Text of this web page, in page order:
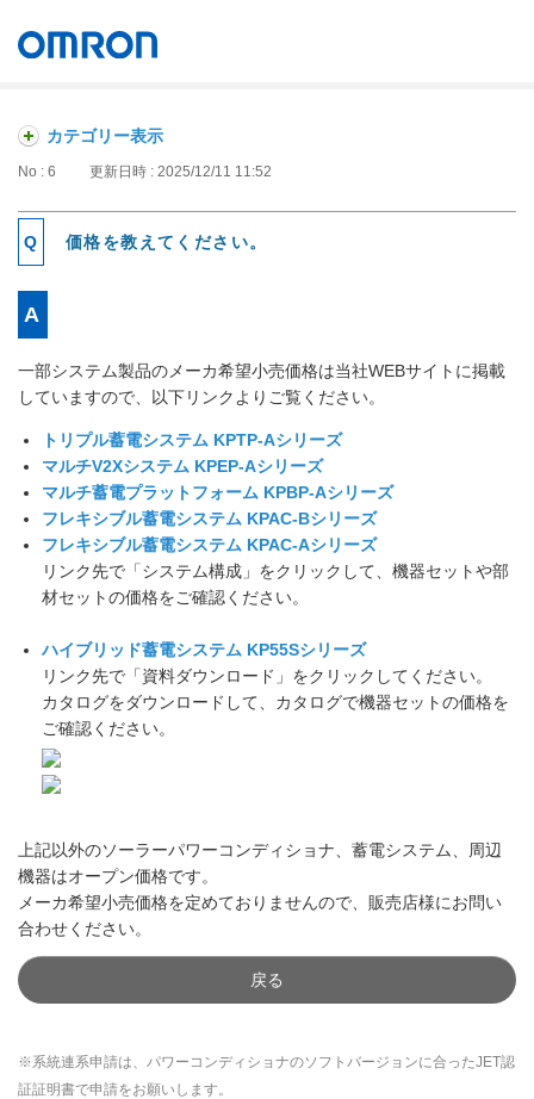
カテゴリー表示
No : 6 更新日時 : 2025/12/11 11:52
価格を教えてください。
一部システム製品のメーカ希望小売価格は当社WEBサイトに掲載
していますので、以下リンクよりご覧ください。
トリプル蓄電システム KPTP-Aシリーズ
マルチV2Xシステム KPEP-Aシリーズ
マルチ蓄電プラットフォーム KPBP-Aシリーズ
フレキシブル蓄電システム KPAC-Bシリーズ
フレキシブル蓄電システム KPAC-Aシリーズ
リンク先で「システム構成」をクリックして、機器セットや部
材セットの価格をご確認ください。
ハイブリッド蓄電システム KP55Sシリーズ
リンク先で「資料ダウンロード」をクリックしてください。
カタログをダウンロードして、カタログで機器セットの価格を
ご確認ください。
上記以外のソーラーパワーコンディショナ、蓄電システム、周辺
機器はオープン価格です。
メーカ希望小売価格を定めておりませんので、販売店様にお問い
合わせください。
戻る
※系統連系申請は、パワーコンディショナのソフトバージョンに合ったJET認
証証明書で申請をお願いします。